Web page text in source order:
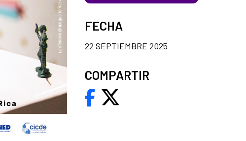
FECHA
22 SEPTIEMBRE 2025
COMPARTIR